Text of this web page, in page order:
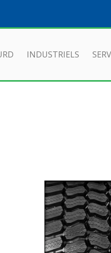
INDUSTRIELS